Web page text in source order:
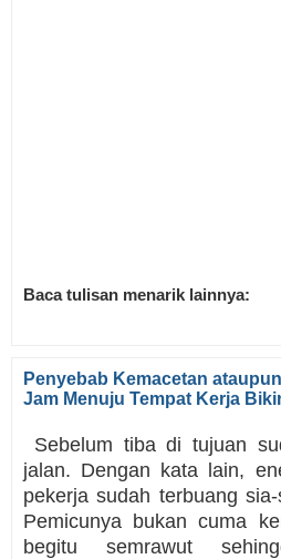
Baca tulisan menarik lainnya:
Penyebab Kemacetan
Jam Menuju Tempat Kerja
Sebelum tiba di tujuan
jalan. Dengan kata lain,
pekerja sudah terbuang
Pemicunya bukan cuma
begitu semrawut